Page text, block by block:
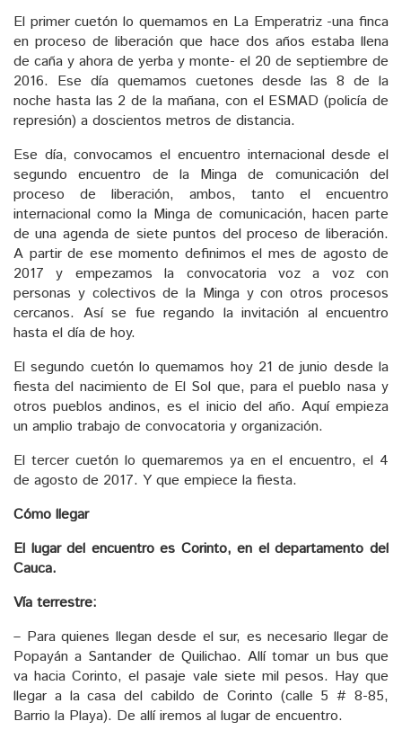
El primer cuetón lo quemamos en La Emperatriz -una finca
en proceso de liberación que hace dos años estaba llena
de caña y ahora de yerba y monte- el 20 de septiembre de
2016. Ese día quemamos cuetones desde las 8 de la
noche hasta las 2 de la mañana, con el ESMAD (policía de
represión) a doscientos metros de distancia.
Ese día, convocamos el encuentro internacional desde el
segundo encuentro de la Minga de comunicación del
proceso de liberación, ambos, tanto el encuentro
internacional como la Minga de comunicación, hacen parte
de una agenda de siete puntos del proceso de liberación.
A partir de ese momento definimos el mes de agosto de
2017 y empezamos la convocatoria voz a voz con
personas y colectivos de la Minga y con otros procesos
cercanos. Así se fue regando la invitación al encuentro
hasta el día de hoy.
El segundo cuetón lo quemamos hoy 21 de junio desde la
fiesta del nacimiento de El Sol que, para el pueblo nasa y
otros pueblos andinos, es el inicio del año. Aquí empieza
un amplio trabajo de convocatoria y organización.
El tercer cuetón lo quemaremos ya en el encuentro, el 4
de agosto de 2017. Y que empiece la fiesta.
Cómo llegar
El lugar del encuentro es Corinto, en el departamento del
Cauca.
Vía terrestre:
– Para quienes llegan desde el sur, es necesario llegar de
Popayán a Santander de Quilichao. Allí tomar un bus que
va hacia Corinto, el pasaje vale siete mil pesos. Hay que
llegar a la casa del cabildo de Corinto (calle 5 # 8-85,
Barrio la Playa). De allí iremos al lugar de encuentro.